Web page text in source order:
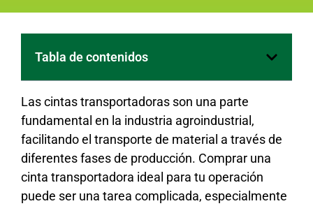
Tabla de contenidos
Las cintas transportadoras son una parte
fundamental en la industria agroindustrial,
facilitando el transporte de material a través de
diferentes fases de producción. Comprar una
cinta transportadora ideal para tu operación
puede ser una tarea complicada, especialmente